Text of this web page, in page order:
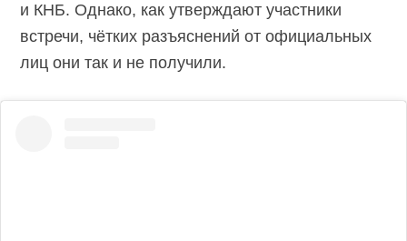
и КНБ. Однако, как утверждают участники
встречи, чётких разъяснений от официальных
лиц они так и не получили.